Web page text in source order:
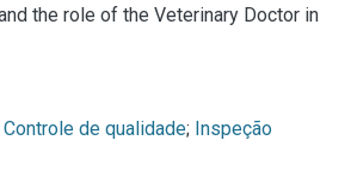
the role of the Veterinary Doctor in
Controle de qualidade; Inspeção